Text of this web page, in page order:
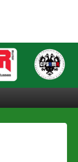
DE
ARTS